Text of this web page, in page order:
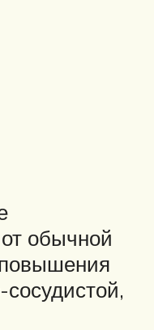
обычной